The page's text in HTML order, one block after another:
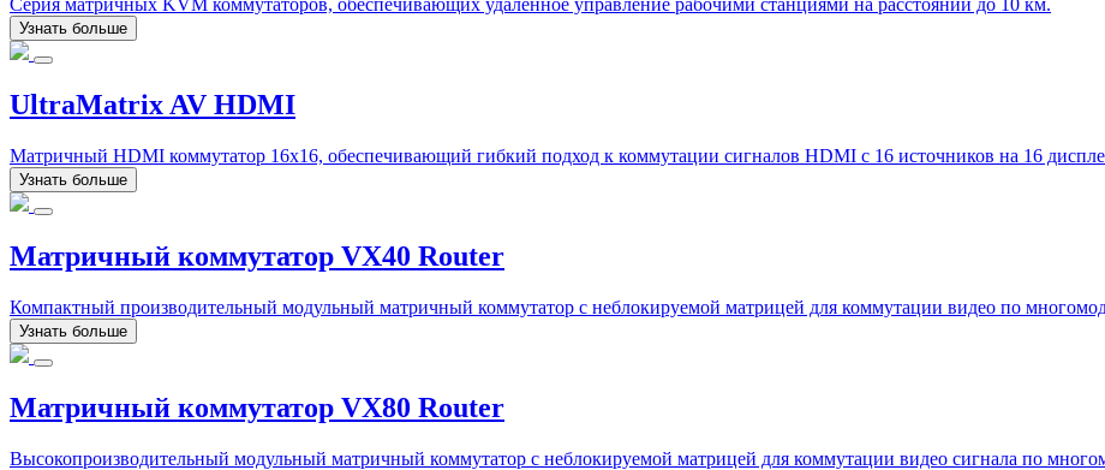
Серия матричных KVM коммутаторов, обеспечивающих удаленное управление рабочими станциями на расстоянии до 10 км.
Узнать больше
UltraMatrix AV HDMI
Матричный HDMI коммутатор 16x16, обеспечивающий гибкий подход к коммутации сигналов HDMI с 16 источников на 16
Узнать больше
Матричный коммутатор VX40 Router
Компактный производительный модульный матричный коммутатор с неблокируемой матрицей для коммутации видео по
Узнать больше
Матричный коммутатор VX80 Router
Высокопроизводительный модульный матричный коммутатор с неблокируемой матрицей для коммутации видео сигнала по